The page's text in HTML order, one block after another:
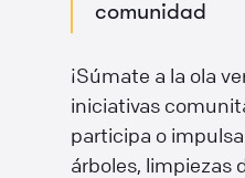
comunidad
¡Súmate a la ola
iniciativas
participa o
árboles, limpiezas